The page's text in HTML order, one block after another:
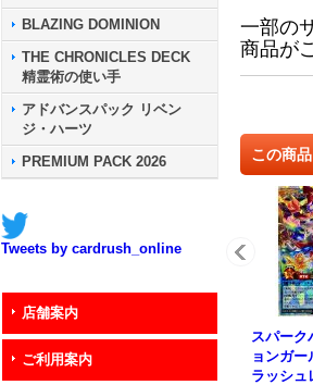
BLAZING DOMINION
THE CHRONICLES DECK
精霊術の使い手
アドバンスパック リベン
ジ・ハーツ
PREMIUM PACK 2026
Tweets by cardrush_online
店舗案内
ご利用案内
一部の
商品が
この商
スパーク
ョンガ
ラッシュ